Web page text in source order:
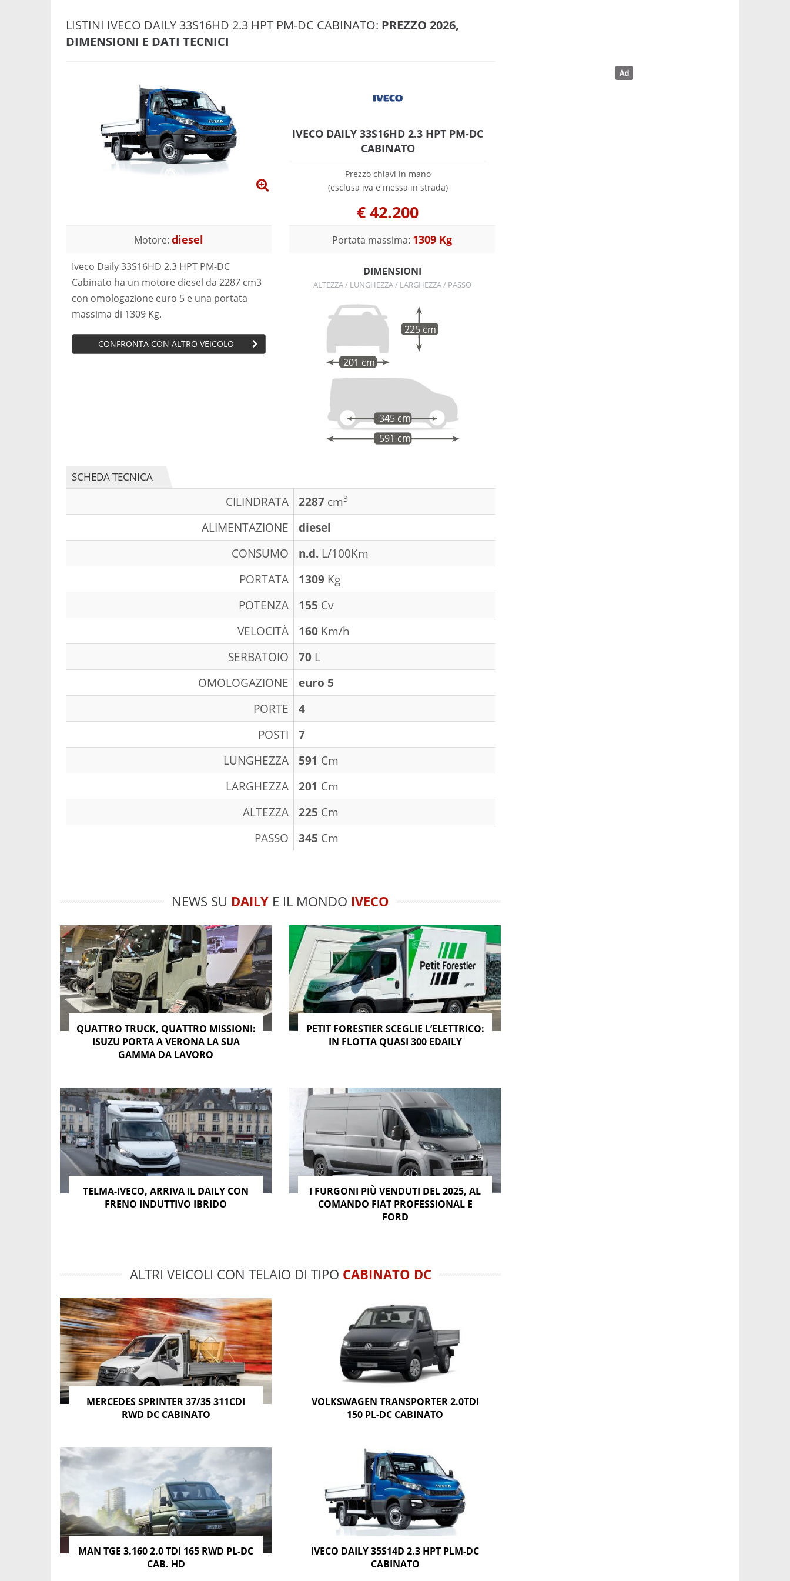
LISTINI IVECO DAILY 33S16HD 2.3 HPT PM-DC CABINATO: PREZZO 2026,
DIMENSIONI E DATI TECNICI
IVECO DAILY 33S16HD 2.3 HPT PM-DC
CABINATO
Prezzo chiavi in mano
(esclusa iva e messa in strada)
€42.200
Motore: diesel
Iveco Daily 33S16HD 2.3 HPT PM-DC
Cabinato ha un motore diesel da 2287 cm3
con omologazione euro 5 e una portata
massima di 1309 Kg.
CONFRONTA CON ALTRO VEICOLO
Portata massima: 1309 Kg
DIMENSIONI
ALTEZZA / LUNGHEZZA / LARGHEZZA / PASSO
201 cm
225 cm
591 cm
345 cm
SCHEDA TECNICA
CILINDRATA 2287 cm3
ALIMENTAZIONE
diesel
CONSUMO
n.d. L/100Km
PORTATA
1309 Kg
POTENZA
155 Cv
VELOCITÀ
160 Km/h
SERBATOIO
70 L
OMOLOGAZIONE
euro 5
PORTE
4
POSTI
7
LUNGHEZZA
591 Cm
LARGHEZZA
201 Cm
ALTEZZA
225 Cm
PASSO
345 Cm
NEWS SU DAILY E IL MONDO IVECO
QUATTRO TRUCK, QUATTRO MISSIONI:
ISUZU PORTA A VERONA LA SUA
GAMMA DA LAVORO
PETIT FORESTIER SCEGLIE L’ELETTRICO:
IN FLOTTA QUASI 300 EDAILY
TELMA-IVECO, ARRIVA IL DAILY CON
FRENO INDUTTIVO IBRIDO
I FURGONI PIÙ VENDUTI DEL 2025, AL
COMANDO FIAT PROFESSIONAL E
FORD
ALTRI VEICOLI CON TELAIO DI TIPO CABINATO DC
MERCEDES SPRINTER 37/35 311CDI
RWD DC CABINATO
VOLKSWAGEN TRANSPORTER 2.0TDI
150 PL-DC CABINATO
MAN TGE 3.160 2.0 TDI 165 RWD PL-DC
CAB. HD
IVECO DAILY 35S14D 2.3 HPT PLM-DC
CABINATO